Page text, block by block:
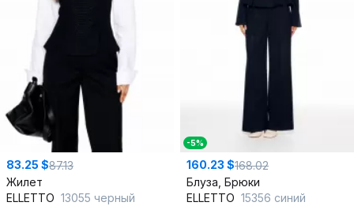
83.25 $87.13
Жилет
ELLETTO 13055 черный
-5%
160.23 $168.02
Блуза, Брюки
ELLETTO 15356 синий